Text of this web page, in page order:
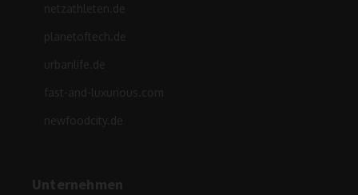
netzathleten.de
planetoftech.de
urbanlife.de
fast-and-luxurious.com
newfoodcity.de
Unternehmen